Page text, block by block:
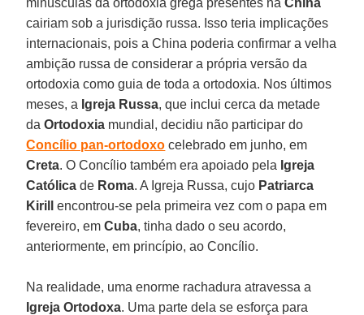
cairiam sob a jurisdição russa. Isso teria implicações
internacionais, pois a China poderia confirmar a velha
ambição russa de considerar a própria versão da
ortodoxia como guia de toda a ortodoxia. Nos últimos
meses, a Igreja Russa, que inclui cerca da metade
daOrtodoxia mundial, decidiu não participar do
Concílio pan-ortodoxo celebrado em junho, em
Creta. O Concílio também era apoiado pela Igreja
Católica de Roma. A Igreja Russa, cujo Patriarca
Kirill
encontrou-se pela primeira vez com o papa em
fevereiro, emCuba, tinha dado o seu acordo,
anteriormente, em princípio, ao Concílio.
Na realidade, uma enorme rachadura atravessa a
Igreja Ortodoxa. Uma parte dela se esforça para